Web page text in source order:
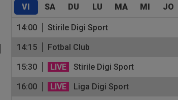
VI SA DU LU MA MI JO
14:00 Stirile Digi Sport
14:15 Fotbal Club
15:30 LIVE Stirile Digi Sport
16:00 LIVE Liga Digi Sport